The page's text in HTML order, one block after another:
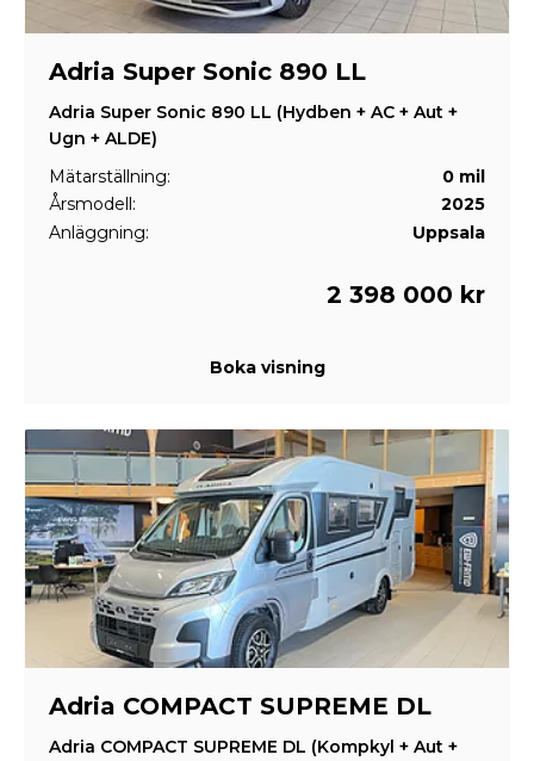
Adria Super Sonic 890 LL
Adria Super Sonic 890 LL (Hydben + AC + Aut +
Ugn + ALDE)
Mätarställning:
0 mil
Årsmodell:
2025
Anläggning:
Uppsala
2 398 000 kr
Boka visning
Adria COMPACT SUPREME DL
Adria COMPACT SUPREME DL (Kompkyl + Aut +